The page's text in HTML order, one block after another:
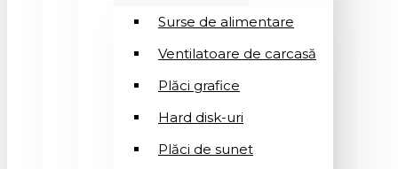
Surse de alimentare
Ventilatoare de carcasă
Plăci grafice
Hard disk-uri
Plăci de sunet